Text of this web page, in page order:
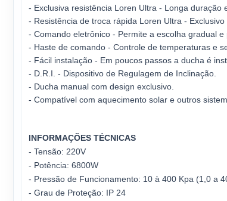
- Exclusiva resistência Loren Ultra - Longa duração
- Resistência de troca rápida Loren Ultra -
- Comando eletrônico - Permite a escolha gradual e
- Haste de comando - Controle de temperaturas e
- Fácil instalação - Em poucos passos a ducha é
- D.R.I. - Dispositivo de Regulagem de Inclinação.
- Ducha manual com design exclusivo.
- Compatível com aquecimento solar e outros
INFORMAÇÕES TÉCNICAS
- Tensão: 220V
- Potência: 6800W
- Pressão de Funcionamento: 10 à 400 Kpa (1,0 a
- Grau de Proteção: IP 24